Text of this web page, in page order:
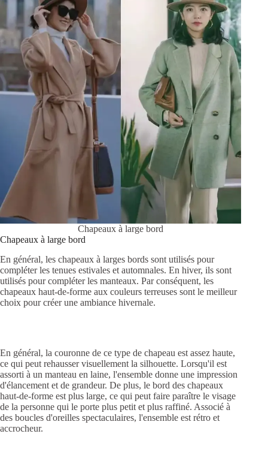
Chapeaux à large bord
Chapeaux à large bord
En général, les chapeaux à larges bords sont utilisés pour
compléter les tenues estivales et automnales. En hiver, ils sont
utilisés pour compléter les manteaux. Par conséquent, les
chapeaux haut-de-forme aux couleurs terreuses sont le meilleur
choix pour créer une ambiance hivernale.
En général, la couronne de ce type de chapeau est assez haute,
ce qui peut rehausser visuellement la silhouette. Lorsqu'il est
assorti à un manteau en laine, l'ensemble donne une impression
d'élancement et de grandeur. De plus, le bord des chapeaux
haut-de-forme est plus large, ce qui peut faire paraître le visage
de la personne qui le porte plus petit et plus raffiné. Associé à
des boucles d'oreilles spectaculaires, l'ensemble est rétro et
accrocheur.